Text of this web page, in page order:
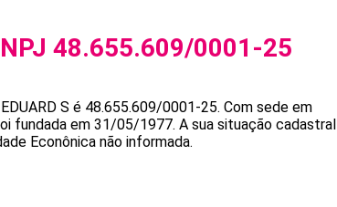
48.655.609/0001-25
S é 48.655.609/0001-25. Com sede em
fundada em 31/05/1977. A sua situação cadastral
Econônica não informada.